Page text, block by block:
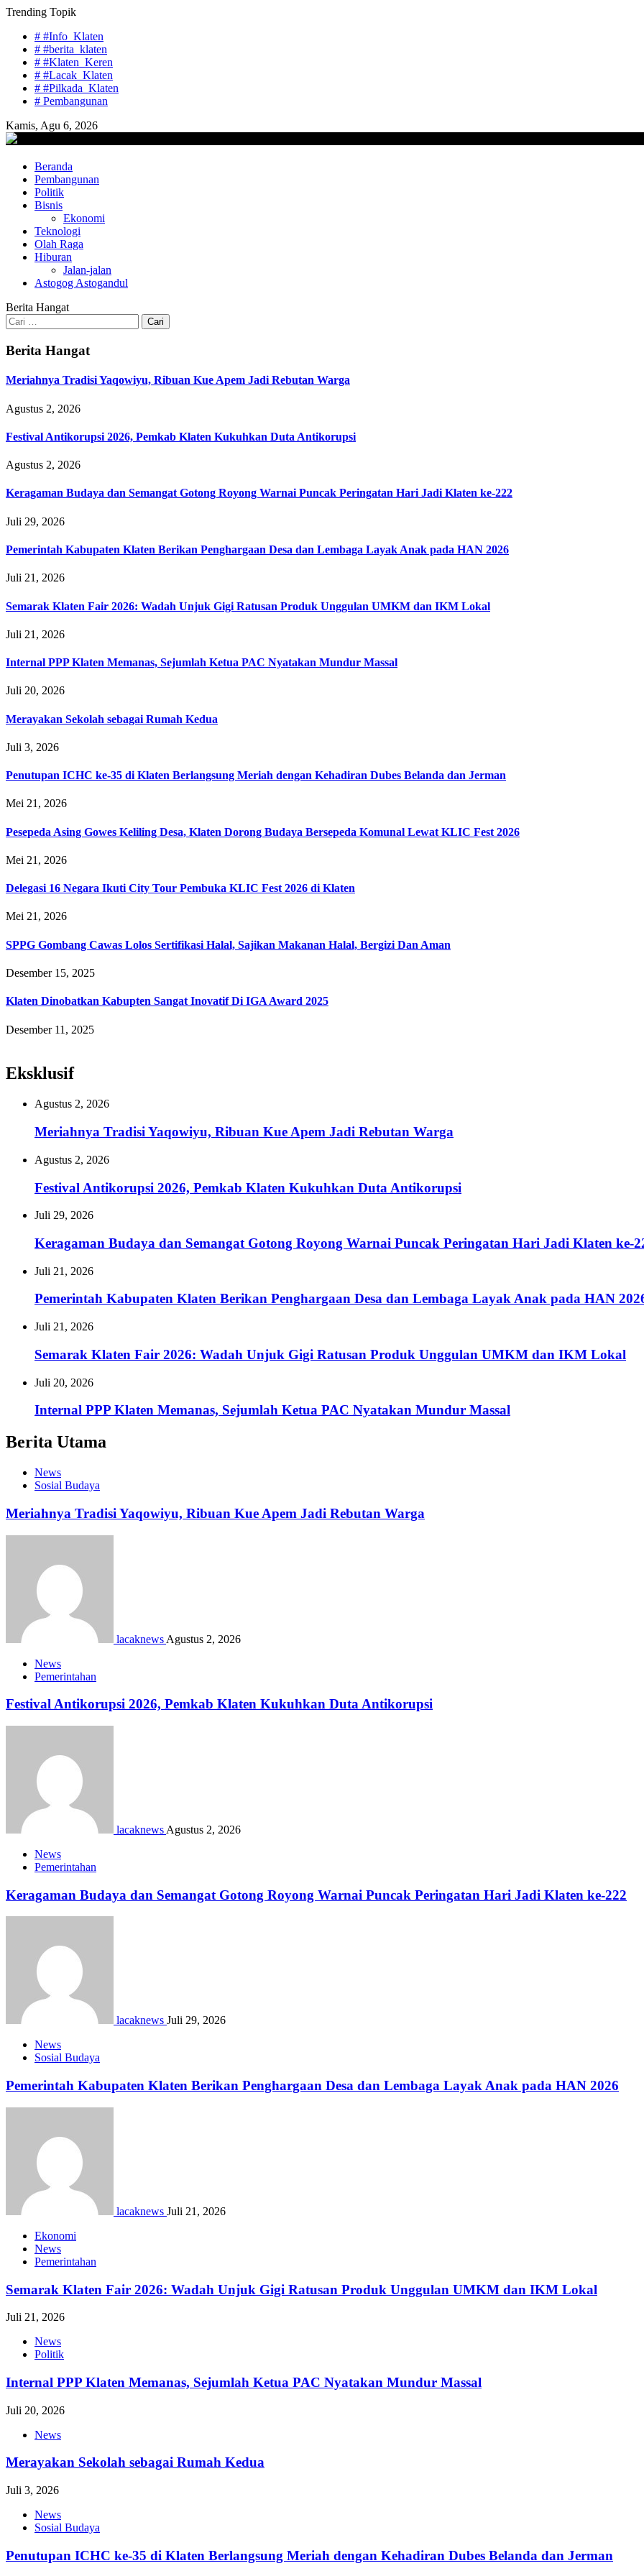
Skip
content
Trending Topik
# #Info_Klaten
# #berita_klaten
# #Klaten_Keren
# #Lacak_Klaten
# #Pilkada_Klaten
# Pembangunan
Kamis, Agu 6, 2026
lacaknews.com
Lacak Gaya Baru
Beranda
Pembangunan
Politik
Bisnis
Ekonomi
Teknologi
Olah Raga
Hiburan
Jalan-jalan
Astogog Astogandul
Berita Hangat
Cari
untuk:
Berita Hangat
Meriahnya Tradisi Yaqowiyu, Ribuan Kue Apem Jadi Rebutan Warga
Agustus 2, 2026
Festival Antikorupsi 2026, Pemkab Klaten Kukuhkan Duta Antikorupsi
Agustus 2, 2026
Keragaman Budaya dan Semangat Gotong Royong Warnai Puncak Peringatan Hari Jadi Klaten ke-222
Juli 29, 2026
Pemerintah Kabupaten Klaten Berikan Penghargaan Desa dan Lembaga Layak Anak pada HAN 2026
Juli 21, 2026
Semarak Klaten Fair 2026: Wadah Unjuk Gigi Ratusan Produk Unggulan UMKM dan IKM Lokal
Juli 21, 2026
Internal PPP Klaten Memanas, Sejumlah Ketua PAC Nyatakan Mundur Massal
Juli 20, 2026
Merayakan Sekolah sebagai Rumah Kedua
Juli 3, 2026
Penutupan ICHC ke-35 di Klaten Berlangsung Meriah dengan Kehadiran Dubes Belanda dan Jerman
Mei 21, 2026
Pesepeda Asing Gowes Keliling Desa, Klaten Dorong Budaya Bersepeda Komunal Lewat KLIC Fest 2026
Mei 21, 2026
Delegasi 16 Negara Ikuti City Tour Pembuka KLIC Fest 2026 di Klaten
Mei 21, 2026
SPPG Gombang Cawas Lolos Sertifikasi Halal, Sajikan Makanan Halal, Bergizi Dan Aman
Desember 15, 2025
Klaten Dinobatkan Kabupten Sangat Inovatif Di IGA Award 2025
Desember 11, 2025
Eksklusif
Agustus 2, 2026
Meriahnya Tradisi Yaqowiyu, Ribuan Kue Apem Jadi Rebutan Warga
Agustus 2, 2026
Festival Antikorupsi 2026, Pemkab Klaten Kukuhkan Duta Antikorupsi
Juli 29, 2026
Keragaman Budaya dan Semangat Gotong Royong Warnai Puncak Peringatan Hari Jadi Klaten ke-
Juli 21, 2026
Pemerintah Kabupaten Klaten Berikan Penghargaan Desa dan Lembaga Layak Anak pada HAN
Juli 21, 2026
Semarak Klaten Fair 2026: Wadah Unjuk Gigi Ratusan Produk Unggulan UMKM dan IKM Lokal
Juli 20, 2026
Internal PPP Klaten Memanas, Sejumlah Ketua PAC Nyatakan Mundur Massal
Berita Utama
News
Sosial Budaya
Meriahnya Tradisi Yaqowiyu, Ribuan Kue Apem Jadi Rebutan Warga
lacaknews Agustus 2, 2026
News
Pemerintahan
Festival Antikorupsi 2026, Pemkab Klaten Kukuhkan Duta Antikorupsi
lacaknews Agustus 2, 2026
News
Pemerintahan
Keragaman Budaya dan Semangat Gotong Royong Warnai Puncak Peringatan Hari Jadi Klaten ke-222
lacaknews Juli 29, 2026
News
Sosial Budaya
Pemerintah Kabupaten Klaten Berikan Penghargaan Desa dan Lembaga Layak Anak pada HAN 2026
lacaknews Juli 21, 2026
Ekonomi
News
Pemerintahan
Semarak Klaten Fair 2026: Wadah Unjuk Gigi Ratusan Produk Unggulan UMKM dan IKM Lokal
Juli 21, 2026
News
Politik
Internal PPP Klaten Memanas, Sejumlah Ketua PAC Nyatakan Mundur Massal
Juli 20, 2026
News
Merayakan Sekolah sebagai Rumah Kedua
Juli 3, 2026
News
Sosial Budaya
Penutupan ICHC ke-35 di Klaten Berlangsung Meriah dengan Kehadiran Dubes Belanda dan Jerman